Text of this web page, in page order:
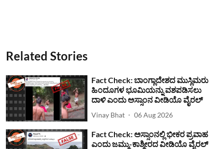
Related Stories
Fact Check: ಬಾಂಗ್ಲಾದೇಶದ ಮುಸ್ಲಿಮರು
ಹಿಂದೂಗಳ ಭೂಮಿಯನ್ನು ವಶಪಡಿಸಲು
ದಾಳಿ ಎಂದು ಅಸ್ಸಾಂನ ವೀಡಿಯೊ ವೈರಲ್
Vinay Bhat 06 Aug 2026
Fact Check: ಅಸ್ಸಾಂನಲ್ಲಿ ಭೀಕರ ಪ್ರವಾಹ
ಎಂದು ಜಮ್ಮು-ಕಾಶ್ಮೀರದ ವೀಡಿಯೊ ವೈರಲ್